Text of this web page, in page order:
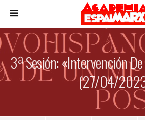
3ª Sesión: «Intervención
(27/04/